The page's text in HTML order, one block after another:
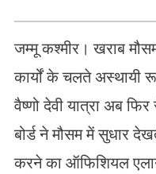
जम्मू कश्मीर। खराब
कार्यों के चलते अस्थायी
वैष्णो देवी यात्रा अब
बोर्ड ने मौसम में सुधार
करने का ऑफिशियल